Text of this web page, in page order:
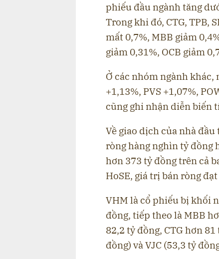
phiếu đầu ngành tăng
Trong khi đó, CTG, TPB,
mất 0,7%, MBB giảm
giảm 0,31%, OCB giảm
Ở các nhóm ngành
+1,13%, PVS +1,07%,
cũng ghi nhận diễn biến
Về giao dịch của nhà
ròng hàng nghìn tỷ đồng
hơn 373 tỷ đồng trên cả
HoSE, giá trị bán ròng
VHM là cổ phiếu bị khối
đồng, tiếp theo là MBB
82,2 tỷ đồng, CTG hơn
đồng) và VJC (53,3 tỷ